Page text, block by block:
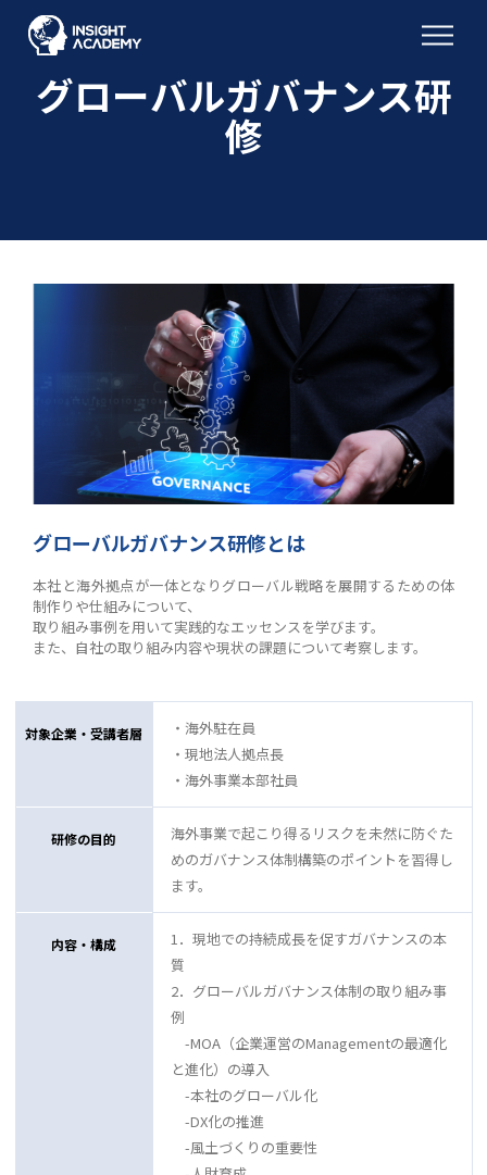
グローバルガバナンス研
修
グローバルガバナンス研修とは
本社と海外拠点が一体となりグローバル戦略を展開するための体
制作りや仕組みについて、
取り組み事例を用いて実践的なエッセンスを学びます。
また、自社の取り組み内容や現状の課題について考察します。
対象企業・受講者層
・海外駐在員
・現地法人拠点長
・海外事業本部社員
研修の目的
海外事業で起こり得るリスクを未然に防ぐた
めのガバナンス体制構築のポイントを習得し
ます。
内容・構成
1．現地での持続成長を促すガバナンスの本
質
2．グローバルガバナンス体制の取り組み事
例
-MOA（企業運営のManagementの最適化
と進化）の導入
-本社のグローバル化
-DX化の推進
-風土づくりの重要性